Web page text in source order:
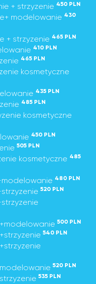
+ strzyzenie 450 PLN
modelowanie 430
+ strzyzenie 465 PLN
410 PLN
465 PLN
kosmetyczne
435 PLN
485 PLN
kosmetyczne
450 PLN
505 PLN
kosmetyczne 485
480 PLN
520 PLN
500 PLN
540 PLN
520 PLN
535 PLN